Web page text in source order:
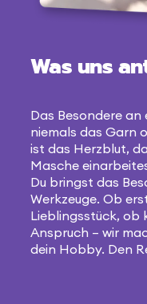
Was uns
Das Besondere
niemals das Garn
ist das Herzblut,
Masche
Du bringst das
Werkzeuge. Ob
Lieblingsstück, ob
Anspruch – wir
dein Hobby. Den